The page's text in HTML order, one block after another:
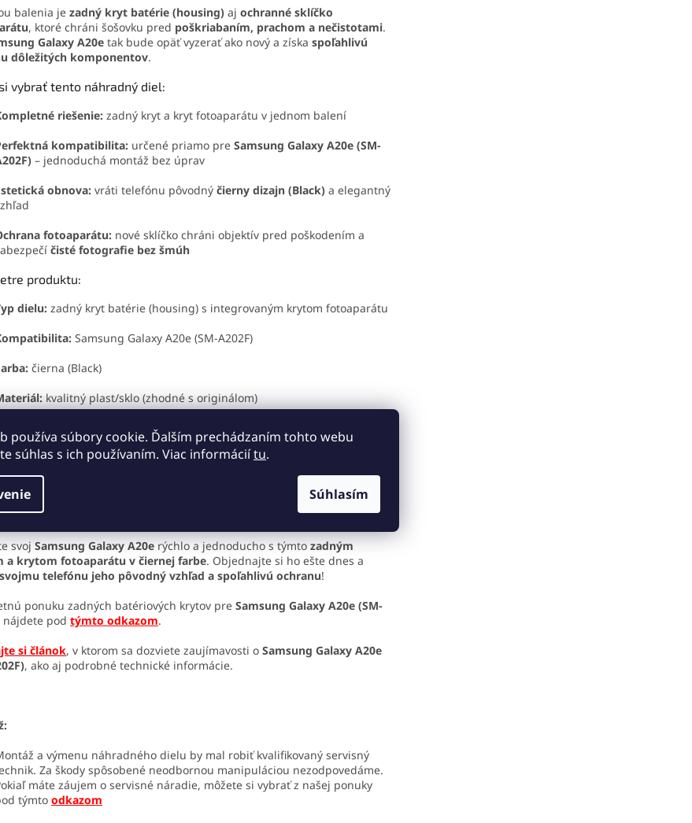
používa súbory cookie. Ďalším prechádzaním tohto webu
súhlas s ich používaním. Viac informáciítu.
Súhlasím
balenia je zadný kryt batérie (housing) aj ochranné sklíčko
, ktoré chráni šošovku pred poškriabaním, prachom a nečistotami.
Galaxy A20e tak bude opäť vyzerať ako nový a získa spoľahlivú
dôležitých komponentov.
vybrať tento náhradný diel:
riešenie: zadný kryt a kryt fotoaparátu v jednom balení
kompatibilita: určené priamo pre Samsung Galaxy A20e (SM-
– jednoduchá montáž bez úprav
obnova: vráti telefónu pôvodný čierny dizajn (Black) a elegantný
fotoaparátu: nové sklíčko chráni objektív pred poškodením a
čisté fotografie bez šmúh
produktu:
dielu: zadný kryt batérie (housing) s integrovaným krytom fotoaparátu
Samsung Galaxy A20e (SM-A202F)
čierna (Black)
kvalitný plast/sklo (zhodné s originálom)
alebo ju vykonať s
opatrnosťou a vhodným náradím. Neručíme za poškodenie
spôsobené neodbornou montážou.
svoj Samsung Galaxy A20e rýchlo a jednoducho s týmto zadným
a krytom fotoaparátu v čiernej farbe. Objednajte si ho ešte dnes a
telefónu jeho pôvodný vzhľad a spoľahlivú ochranu!
ponuku zadných batériových krytov pre Samsung Galaxy A20e (SM-
nájdete pod týmto odkazom.
si článok, v ktorom sa dozviete zaujímavosti o Samsung Galaxy A20e
, ako aj podrobné technické informácie.
a výmenu náhradného dielu by mal robiť kvalifikovaný servisný
Za škody spôsobené neodbornou manipuláciou nezodpovedáme.
máte záujem o servisné náradie, môžete si vybrať z našej ponuky
týmto odkazom